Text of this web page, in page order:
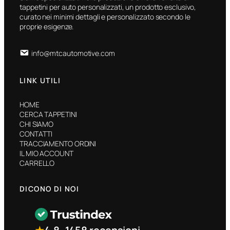
tappetini per auto personalizzati, un prodotto esclusivo,
curato nei minimi dettagli e personalizzato secondo le
proprie esigenze.
info@mtcautomotive.com
LINK UTILI
HOME
CERCA TAPPETINI
CHI SIAMO
CONTATTI
TRACCIAMENTO ORDINI
IL MIO ACCOUNT
CARRELLO
DICONO DI NOI